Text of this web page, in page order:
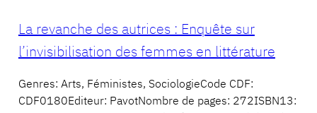
La revanche des autrices : Enquête sur
l’invisibilisation des femmes en littérature
Genres: Arts, Féministes, SociologieCode CDF:
CDF0180Editeur: PavotNombre de pages: 272ISBN13: